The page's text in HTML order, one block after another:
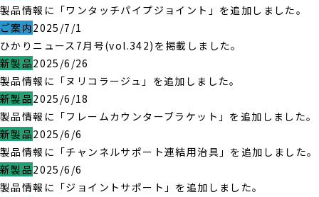
製品情報に「ワンタッチパイプジョイント」を追加しました。
ご案内2025/7/1
ひかりニュース7月号(vol.342)を掲載しました。
新製品2025/6/26
製品情報に「ヌリコラージュ」を追加しました。
新製品2025/6/18
製品情報に「フレームカウンターブラケット」を追加しました。
新製品2025/6/6
製品情報に「チャンネルサポート連結用治具」を追加しました。
新製品2025/6/6
製品情報に「ジョイントサポート」を追加しました。